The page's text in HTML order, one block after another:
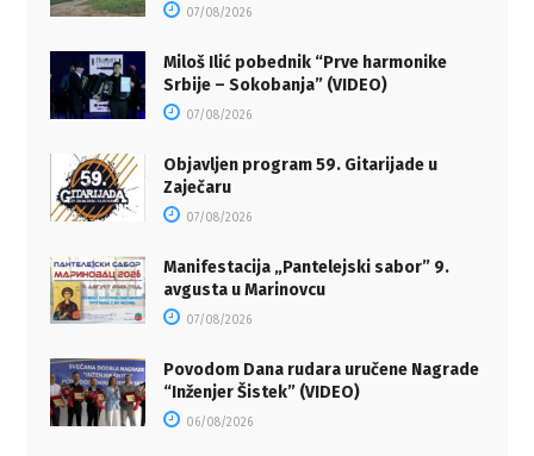
07/08/2026
Miloš Ilić pobednik “Prve harmonike
Srbije – Sokobanja” (VIDEO)
07/08/2026
Objavljen program 59. Gitarijade u
Zaječaru
07/08/2026
Manifestacija „Pantelejski sabor” 9.
avgusta u Marinovcu
07/08/2026
Povodom Dana rudara uručene Nagrade
“Inženjer Šistek” (VIDEO)
06/08/2026